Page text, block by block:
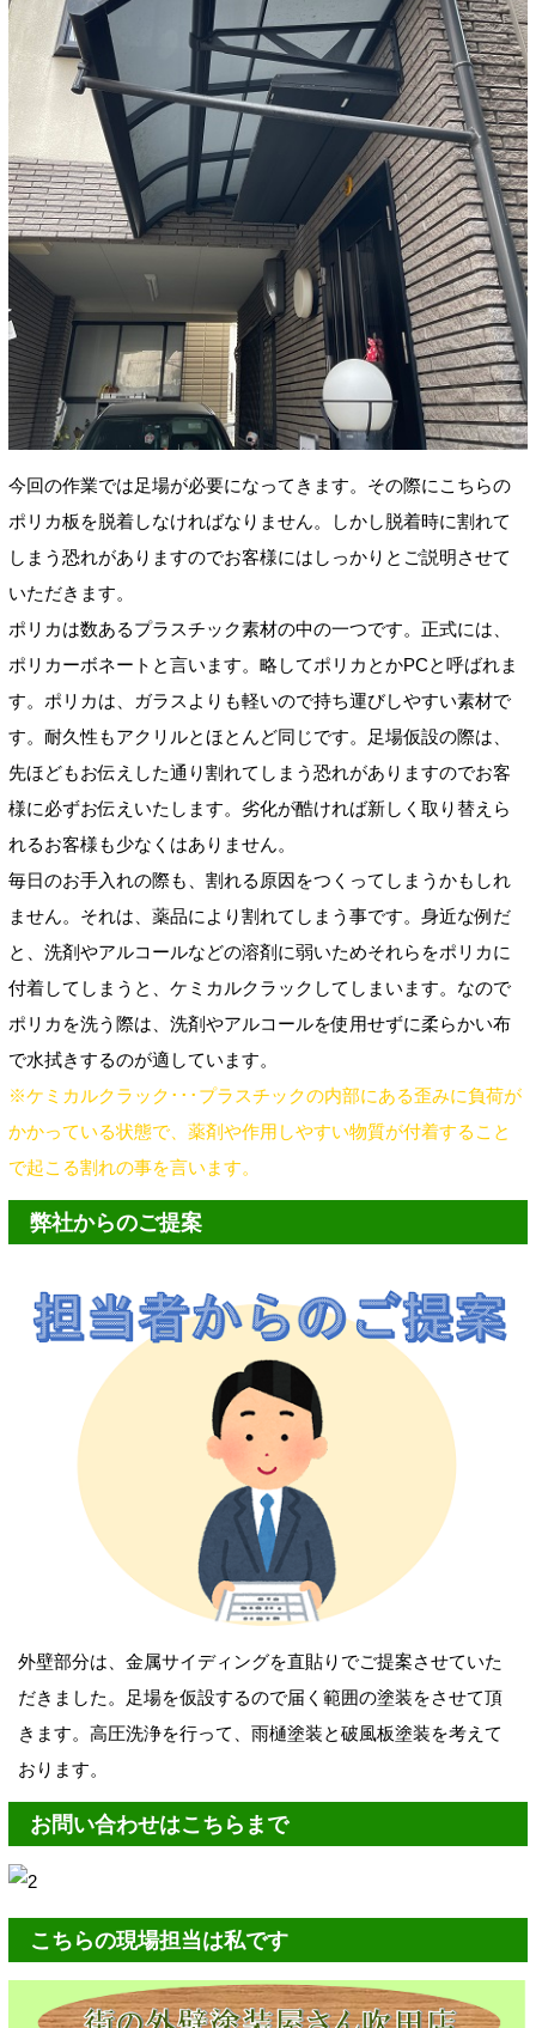
今回の作業では足場が必要になってきます。その際にこちらの
ポリカ板を脱着しなければなりません。しかし脱着時に割れて
しまう恐れがありますのでお客様にはしっかりとご説明させて
いただきます。
ポリカは数あるプラスチック素材の中の一つです。正式には、
ポリカーボネートと言います。略してポリカとかPCと呼ばれま
す。ポリカは、ガラスよりも軽いので持ち運びしやすい素材で
す。耐久性もアクリルとほとんど同じです。足場仮設の際は、
先ほどもお伝えした通り割れてしまう恐れがありますのでお客
様に必ずお伝えいたします。劣化が酷ければ新しく取り替えら
れるお客様も少なくはありません。
毎日のお手入れの際も、割れる原因をつくってしまうかもしれ
ません。それは、薬品により割れてしまう事です。身近な例だ
と、洗剤やアルコールなどの溶剤に弱いためそれらをポリカに
付着してしまうと、ケミカルクラックしてしまいます。なので
ポリカを洗う際は、洗剤やアルコールを使用せずに柔らかい布
で水拭きするのが適しています。
※ケミカルクラック･･･プラスチックの内部にある歪みに負荷が
かかっている状態で、薬剤や作用しやすい物質が付着すること
で起こる割れの事を言います。
弊社からのご提案
外壁部分は、金属サイディングを直貼りでご提案させていた
だきました。足場を仮設するので届く範囲の塗装をさせて頂
きます。高圧洗浄を行って、雨樋塗装と破風板塗装を考えて
おります。
お問い合わせはこちらまで
こちらの現場担当は私です